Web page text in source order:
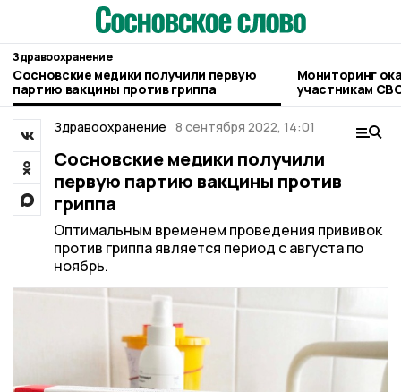
Здравоохранение
Сосновские медики получили первую
партию вакцины против гриппа
Мониторинг оказания медпомощи
участникам
округе
Здравоохранение 8 сентября 2022, 14:01
Сосновские медики получили
первую партию вакцины против
гриппа
Оптимальным временем проведения прививок
против гриппа является период с августа по
ноябрь.